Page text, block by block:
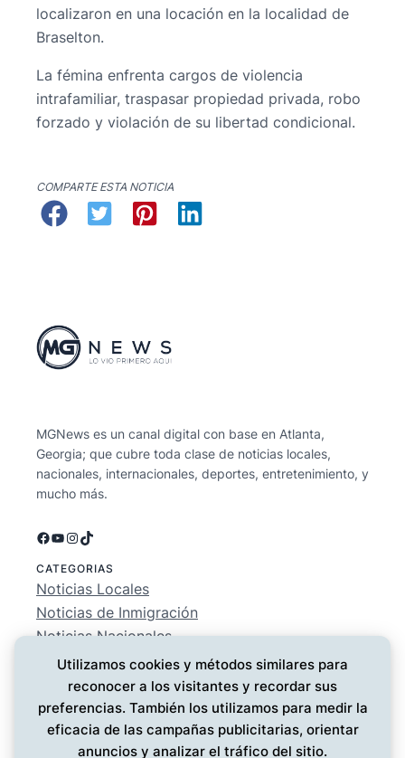
localizaron en una locación en la localidad de
Braselton.
La fémina enfrenta cargos de violencia
intrafamiliar, traspasar propiedad privada, robo
forzado y violación de su libertad condicional.
COMPARTE ESTA NOTICIA
MGNews es un canal digital con base en Atlanta,
Georgia; que cubre toda clase de noticias locales,
nacionales, internacionales, deportes, entretenimiento, y
mucho más.
Facebook
YouTube
Instagram
TikTok
CATEGORIAS
Noticias Locales
Noticias de Inmigración
Noticias Nacionales
Deportes
Entretenimiento
EMPRESA
Conócenos
Política de Privacidad
Utilizamos cookies y métodos similares para
reconocer a los visitantes y recordar sus
preferencias. También los utilizamos para medir la
eficacia de las campañas publicitarias, orientar
anuncios y analizar el tráfico del sitio.